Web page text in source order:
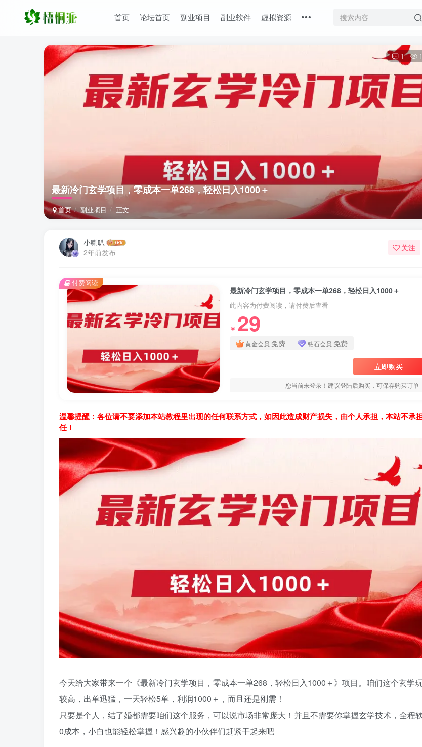
首页 论坛首页 副业项目 副业软件 虚拟资源
最新冷门玄学项目，零成本一单268，轻松日入1000＋
首页 副业项目 正文
1
小喇叭
2年前发布
关注
最新冷门玄学项目，零成本一单268，轻松日入1000＋
此内容为付费阅读，请付费后查看
￥ 29
黄金会员 免费 钻石会员 免费
立即购买
您当前未登录！建议登陆后购买，可保存购买订单
付费阅读
温馨提醒：各位请不要添加本站教程里出现的任何联系方式，如因此造成财产损失，由个人承担，本站不承
任！
今天给大家带来一个《最新冷门玄学项目，零成本一单268，轻松日入1000＋》项目。咱们这个玄学
较高，出单迅猛，一天轻松5单，利润1000＋，而且还是刚需！
只要是个人，结了婚都需要咱们这个服务，可以说市场非常庞大！并且不需要你掌握玄学技术，全程
0成本，小白也能轻松掌握！感兴趣的小伙伴们赶紧干起来吧